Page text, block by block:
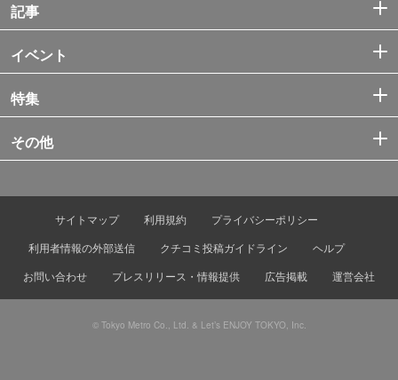
記事
イベント
特集
その他
サイトマップ 利用規約
プライバシーポリシー
利用者情報の外部送信
クチコミ投稿ガイドライン
ヘルプ
お問い合わせ
プレスリリース・情報提供 広告掲載 運営会社
© Tokyo Metro Co., Ltd. & Let’s ENJOY TOKYO, Inc.